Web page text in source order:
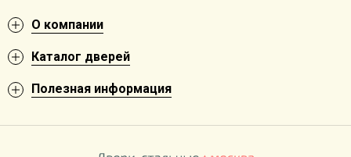
О компании
Каталог дверей
Полезная информация